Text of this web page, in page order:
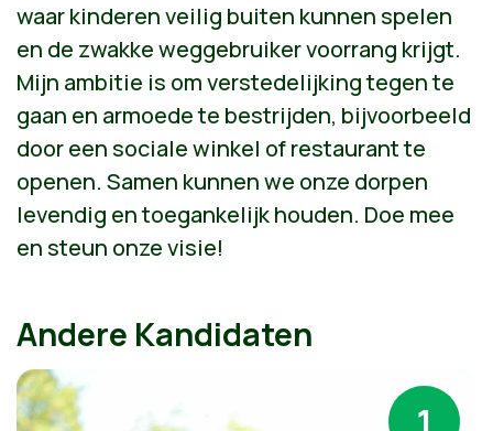
waar kinderen veilig buiten kunnen spelen
en de zwakke weggebruiker voorrang krijgt.
Mijn ambitie is om verstedelijking tegen te
gaan en armoede te bestrijden, bijvoorbeeld
door een sociale winkel of restaurant te
openen. Samen kunnen we onze dorpen
levendig en toegankelijk houden. Doe mee
en steun onze visie!
Andere Kandidaten